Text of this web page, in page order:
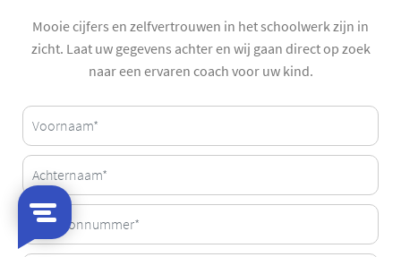
Mooie cijfers en zelfvertrouwen in het schoolwerk zijn in
zicht. Laat uw gegevens achter en wij gaan direct op zoek
naar een ervaren coach voor uw kind.